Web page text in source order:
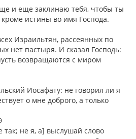
и еще заклинаю тебя, чтобы ты
истины во имя Господа.
Израильтян, рассеянных по
нет пастыря. И сказал Господь:
возвращаются с миром
Иосафату: не говорил ли я
о мне доброго, а только
не я, а] выслушай слово